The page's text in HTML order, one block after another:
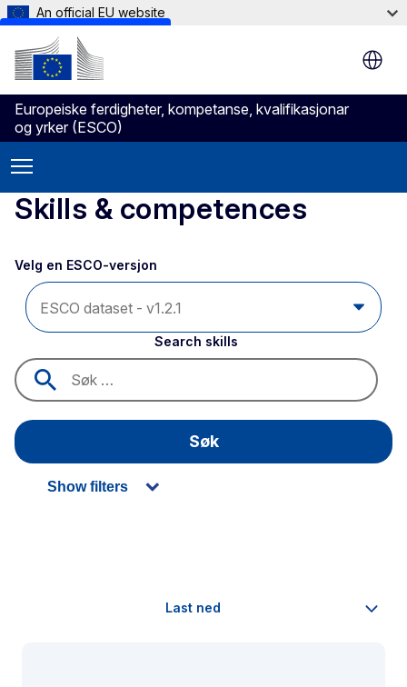
Skip to main content
An official EU website
Europeiske ferdigheter, kompetanse, kvalifikasjonar
og yrker (ESCO)
Skills & competences
Velg en ESCO-versjon
Search skills
Søk
Show filters